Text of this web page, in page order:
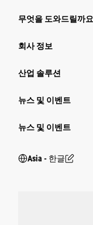
무엇을 도와드릴까
회사 정보
산업 솔루션
뉴스 및 이벤트
뉴스 및 이벤트
Asia - 한글